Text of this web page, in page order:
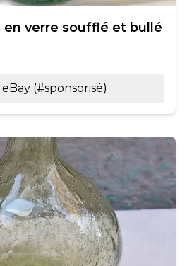
en verre soufflé et bullé
(#sponsorisé)